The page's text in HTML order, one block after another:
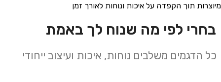
מיוצרות תוך הקפדה על איכות ונוחות לאורך זמן
בחרי לפי מה שנוח לך באמת
כל הדגמים משלבים נוחות, איכות ועיצוב ייחודי